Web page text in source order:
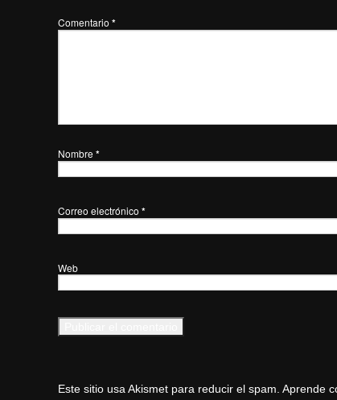
Comentario *
Nombre *
Correo electrónico *
Web
Este sitio usa Akismet para reducir el spam. Aprende